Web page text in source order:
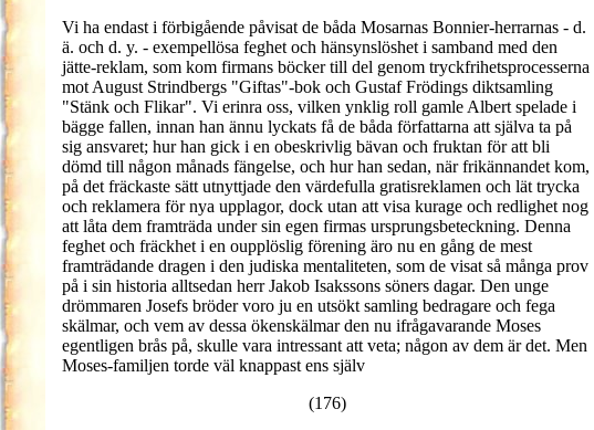
Vi ha endast i förbigående påvisat de båda Mosarnas Bonnier-herrarnas - d.
ä. och d. y. - exempellösa feghet och hänsynslöshet i samband med den
jätte-reklam, som kom firmans böcker till del genom tryckfrihetsprocesserna
mot August Strindbergs "Giftas"-bok och Gustaf Frödings diktsamling
"Stänk och Flikar". Vi erinra oss, vilken ynklig roll gamle Albert spelade i
bägge fallen, innan han ännu lyckats få de båda författarna att själva ta på
sig ansvaret; hur han gick i en obeskrivlig bävan och fruktan för att bli
dömd till någon månads fängelse, och hur han sedan, när frikännandet kom,
på det fräckaste sätt utnyttjade den värdefulla gratisreklamen och lät trycka
och reklamera för nya upplagor, dock utan att visa kurage och redlighet nog
att låta dem framträda under sin egen firmas ursprungsbeteckning. Denna
feghet och fräckhet i en oupplöslig förening äro nu en gång de mest
framträdande dragen i den judiska mentaliteten, som de visat så många prov
på i sin historia alltsedan herr Jakob Isakssons söners dagar. Den unge
drömmaren Josefs bröder voro ju en utsökt samling bedragare och fega
skälmar, och vem av dessa ökenskälmar den nu ifrågavarande Moses
egentligen brås på, skulle vara intressant att veta; någon av dem är det. Men
Moses-familjen torde väl knappast ens själv
(176)